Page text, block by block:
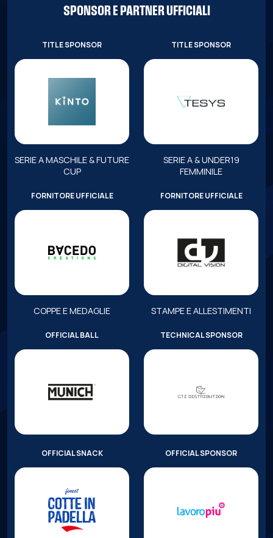
SPONSOR E PARTNER UFFICIALI
TITLE SPONSOR
SERIE A MASCHILE & FUTURE
CUP
TITLE SPONSOR
SERIE A & UNDER19
FEMMINILE
FORNITORE UFFICIALE
COPPE E MEDAGLIE
FORNITORE UFFICIALE
STAMPE E ALLESTIMENTI
OFFICIAL BALL TECHNICAL SPONSOR
OFFICIAL SNACK OFFICIAL SPONSOR